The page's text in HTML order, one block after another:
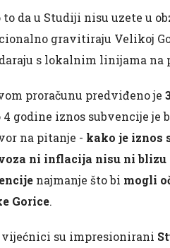
to da u Studiji nisu uzete u
gravitiraju Velikoj
s lokalnim linijama na
proračunu predviđeno je
4 godine iznos subvencije je
na pitanje - kako je iznos
ni inflacija nisu ni
najmanje što bi mogli
Gorice.
su impresionirani